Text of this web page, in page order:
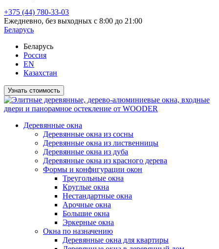
+375 (44) 780-33-03
Ежедневно, без выходных с 8:00 до 21:00
Беларусь
Беларусь
Россия
EN
Казахстан
Узнать стоимость
Деревянные окна
Деревянные окна из сосны
Деревянные окна из лиственницы
Деревянные окна из дуба
Деревянные окна из красного дерева
Формы и конфигурации окон
Треугольные окна
Круглые окна
Нестандартные окна
Арочные окна
Большие окна
Эркерные окна
Окна по назначению
Деревянные окна для квартиры